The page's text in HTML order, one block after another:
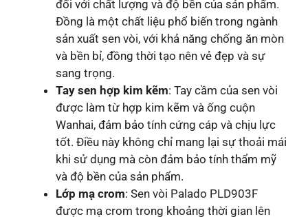
đối với chất lượng và độ bền của sản phẩm.
Đồng là một chất liệu phổ biến trong ngành
sản xuất sen vòi, với khả năng chống ăn mòn
và bền bỉ, đồng thời tạo nên vẻ đẹp và sự
sang trọng.
Tay sen hợp kim kẽm: Tay cầm của sen vòi
được làm từ hợp kim kẽm và ống cuộn
Wanhai, đảm bảo tính cứng cáp và chịu lực
tốt. Điều này không chỉ mang lại sự thoải mái
khi sử dụng mà còn đảm bảo tính thẩm mỹ
và độ bền của sản phẩm.
Lớp mạ crom: Sen vòi Palado PLD903F
được mạ crom trong khoảng thời gian lên